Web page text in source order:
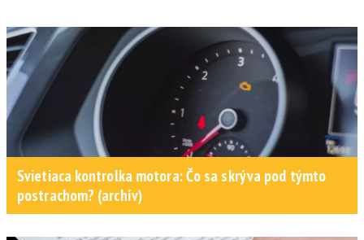
Svietiaca kontrolka motora: Čo sa skrýva pod týmto
postrachom? (archív)